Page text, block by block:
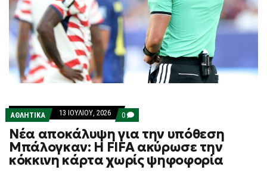
ΑΘΛΗΤΙΚΑ 13 ΙΟΥΛΊΟΥ, 2026 0 COMMENTS
ON
ΝΈΑ
ΑΠΟΚΆΛΥΨΗ
ΓΙΑ
ΤΗΝ
ΥΠΌΘΕΣΗ
Νέα αποκάλυψη για την υπόθεση
Μπάλογκαν: Η FIFA ακύρωσε την
κόκκινη κάρτα χωρίς ψηφοφορία